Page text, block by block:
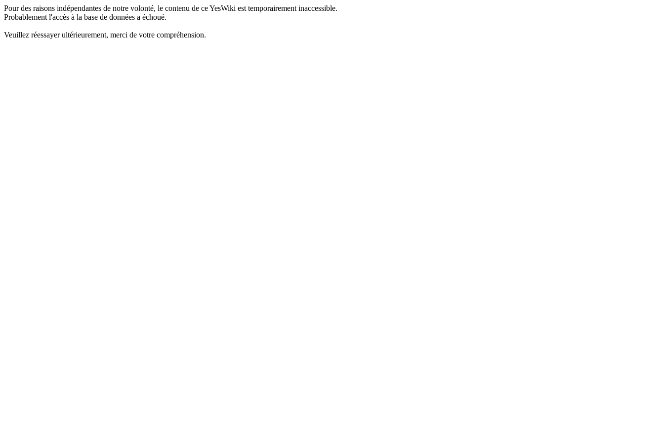
Pour des raisons indépendantes de notre volonté, le contenu de ce YesWiki est temporairement inaccessible.
Probablement l'accès à la base de données a échoué.
Veuillez réessayer ultérieurement, merci de votre compréhension.